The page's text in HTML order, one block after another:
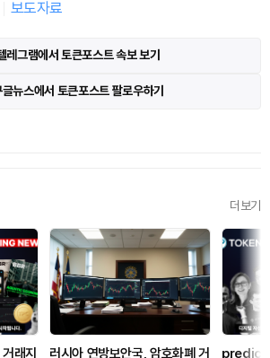
보도자료
레그램에서 토큰포스트 속보 보기
뉴스에서 토큰포스트 팔로우하기
더보기
래지 러시아 연방보안국, 암호화폐 거